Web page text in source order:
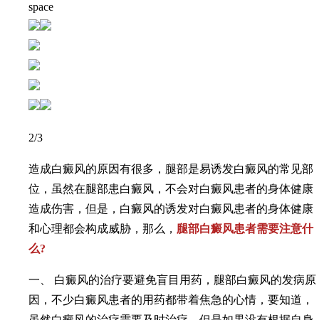
space
2/3
造成白癜风的原因有很多，腿部是易诱发白癜风的常见部
位，虽然在腿部患白癜风，不会对白癜风患者的身体健康
造成伤害，但是，白癜风的诱发对白癜风患者的身体健康
和心理都会构成威胁，那么， 腿部白癜风患者需要注意什
么?
一、 白癜风的治疗要避免盲目用药，腿部白癜风的发病原
因，不少白癜风患者的用药都带着焦急的心情，要知道，